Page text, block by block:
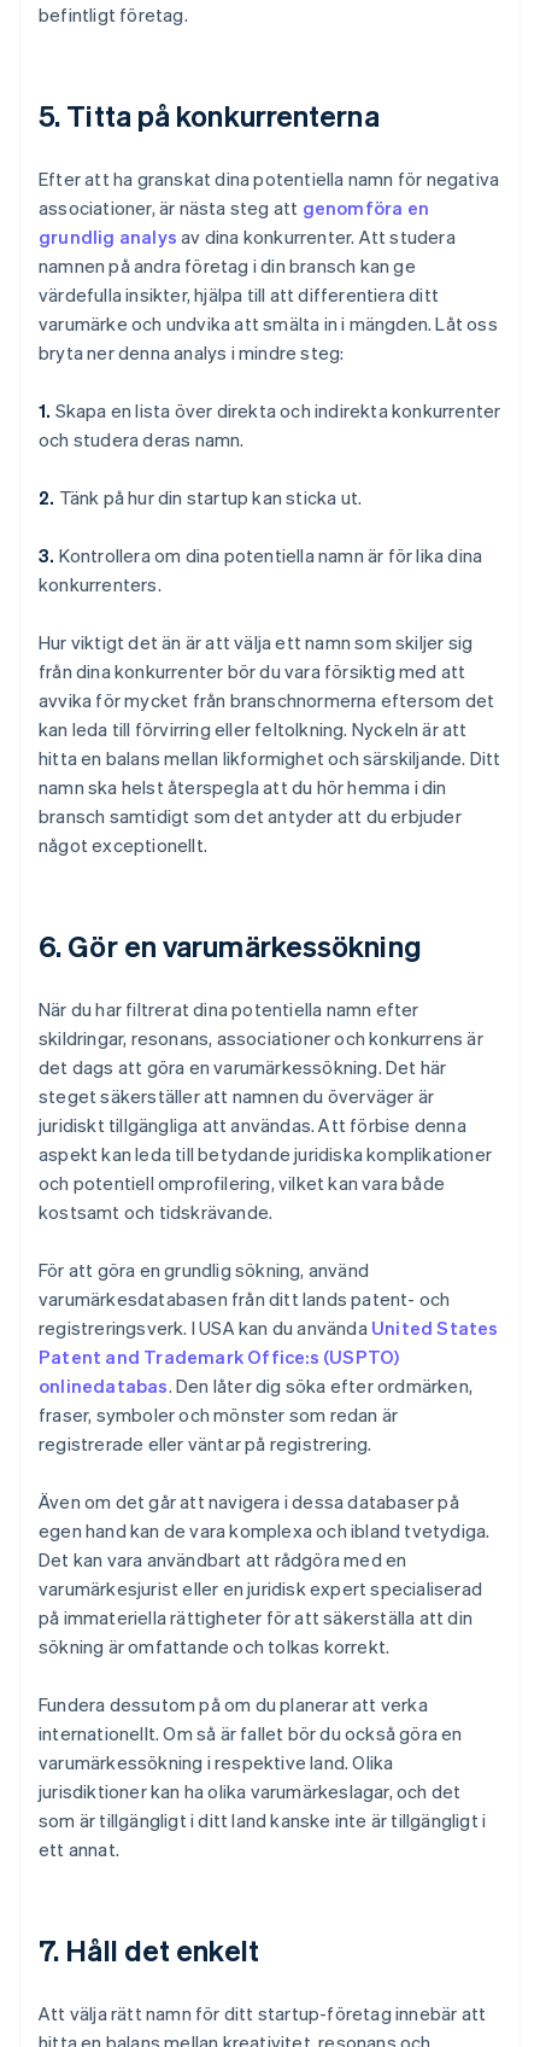
befintligt företag.
5. Titta på konkurrenterna
Efter att ha granskat dina potentiella namn för negativa
associationer, är nästa steg att genomföra en
grundlig analys av dina konkurrenter. Att studera
namnen på andra företag i din bransch kan ge
värdefulla insikter, hjälpa till att differentiera ditt
varumärke och undvika att smälta in i mängden. Låt oss
bryta ner denna analys i mindre steg:
1. Skapa en lista över direkta och indirekta konkurrenter
och studera deras namn.
2. Tänk på hur din startup kan sticka ut.
3. Kontrollera om dina potentiella namn är för lika dina
konkurrenters.
Hur viktigt det än är att välja ett namn som skiljer sig
från dina konkurrenter bör du vara försiktig med att
avvika för mycket från branschnormerna eftersom det
kan leda till förvirring eller feltolkning. Nyckeln är att
hitta en balans mellan likformighet och särskiljande. Ditt
namn ska helst återspegla att du hör hemma i din
bransch samtidigt som det antyder att du erbjuder
något exceptionellt.
6. Gör en varumärkessökning
När du har filtrerat dina potentiella namn efter
skildringar, resonans, associationer och konkurrens är
det dags att göra en varumärkessökning. Det här
steget säkerställer att namnen du överväger är
juridiskt tillgängliga att användas. Att förbise denna
aspekt kan leda till betydande juridiska komplikationer
och potentiell omprofilering, vilket kan vara både
kostsamt och tidskrävande.
För att göra en grundlig sökning, använd
varumärkesdatabasen från ditt lands patent- och
registreringsverk. I USA kan du använda United States
Patent and Trademark Office:s (USPTO)
onlinedatabas. Den låter dig söka efter ordmärken,
fraser, symboler och mönster som redan är
registrerade eller väntar på registrering.
Även om det går att navigera i dessa databaser på
egen hand kan de vara komplexa och ibland tvetydiga.
Det kan vara användbart att rådgöra med en
varumärkesjurist eller en juridisk expert specialiserad
på immateriella rättigheter för att säkerställa att din
sökning är omfattande och tolkas korrekt.
Fundera dessutom på om du planerar att verka
internationellt. Om så är fallet bör du också göra en
varumärkessökning i respektive land. Olika
jurisdiktioner kan ha olika varumärkeslagar, och det
som är tillgängligt i ditt land kanske inte är tillgängligt i
ett annat.
7. Håll det enkelt
Att välja rätt namn för ditt startup-företag innebär att